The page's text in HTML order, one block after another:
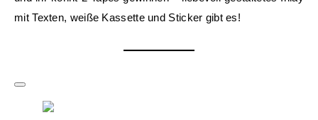
mit Texten, weiße Kassette und Sticker gibt es!